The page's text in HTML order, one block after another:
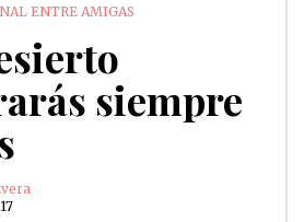
ENTRE AMIGAS
siempre